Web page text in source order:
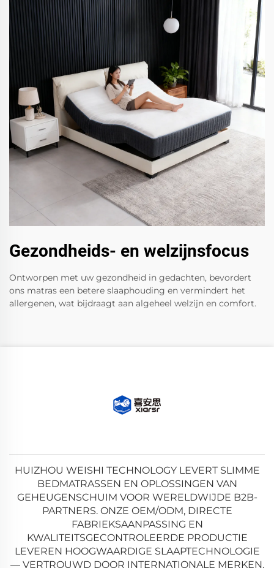
Gezondheids- en welzijnsfocus
Ontworpen met uw gezondheid in gedachten, bevordert
ons matras een betere slaaphouding en vermindert het
allergenen, wat bijdraagt aan algeheel welzijn en comfort.
HUIZHOU WEISHI TECHNOLOGY LEVERT SLIMME
BEDMATRASSEN EN OPLOSSINGEN VAN
GEHEUGENSCHUIM VOOR WERELDWIJDE B2B-
PARTNERS. ONZE OEM/ODM, DIRECTE
FABRIEKSAANPASSING EN
KWALITEITSGECONTROLEERDE PRODUCTIE
LEVEREN HOOGWAARDIGE SLAAPTECHNOLOGIE
— VERTROUWD DOOR INTERNATIONALE MERKEN.